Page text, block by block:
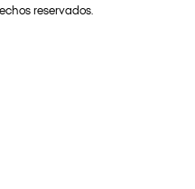
reservados.